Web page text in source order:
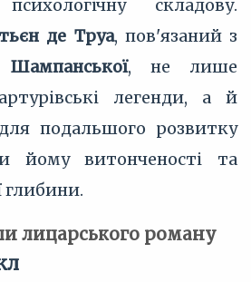
складову.
де Труа, пов'язаний з
, не лише
легенди, а й
подальшого розвитку
йому витонченості та
глибини.
лицарського роману